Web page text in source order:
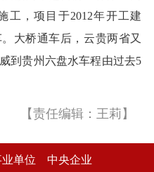
工，项目于2012年开工建
大桥通车后，云贵两省又
到贵州六盘水车程由过去5
【责任编辑：王莉】
单位 中央企业